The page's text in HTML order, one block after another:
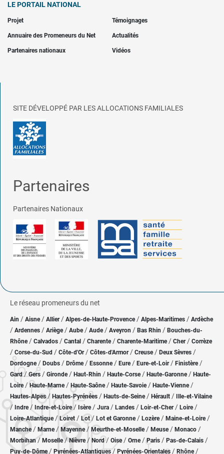
LE PORTAIL NATIONAL
Projet Témoignages
Annuaire des Promeneurs du Net Actualités
Partenaires nationaux Vidéos
SITE DÉVELOPPÉ PAR LES ALLOCATIONS FAMILIALES
Partenaires
Partenaires Nationaux
Le réseau promeneurs du net
Ain / Aisne/ Allier/ Alpes-de-Haute-Provence / Alpes-Maritimes / Ardèche
/ Ardennes / Ariège/ Aube/ Aude / Aveyron / Bas Rhin / Bouches-du-
Rhône/ Calvados / Cantal / Charente / Charente-Maritime/ Cher / Corrèze
/ Corse-du-Sud / Côte-d'Or / Côtes-d'Armor/ Creuse/ Deux Sèvres /
Dordogne/ Doubs / Drôme/ Essonne / Eure/ Eure-et-Loir / Finistère/
Gard/Gers / Gironde/ Haut-Rhin / Haute-Corse/ Haute-Garonne/ Haute-
Loire/Haute-Marne/ Haute-Saône/ Haute-Savoie/ Haute-Vienne/
Hautes-Alpes/ Hautes-Pyrénées / Hauts-de-Seine/ Hérault / Ille-et-Vilaine
/ Indre/ Indre-et-Loire/ Isère/ Jura / Landes / Loir-et-Cher/ Loire/
Loire-Atlantique/ Loiret / Lot/ Lot et Garonne/ Lozère / Maine-et-Loire/
Manche/ Marne/ Mayenne/ Meurthe-et-Moselle/ Meuse/ Monaco /
Morbihan/ Moselle/ Nièvre / Nord/ Oise / Orne/Paris / Pas-de-Calais /
Puy-de-Dôme/ Pyrénées-Atlantiques / Pyrénées-Orientales / Rhône/